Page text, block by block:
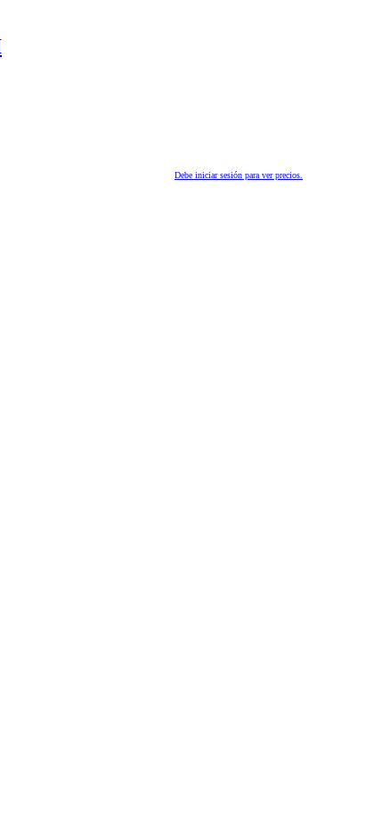
Debe iniciar sesión para ver precios.